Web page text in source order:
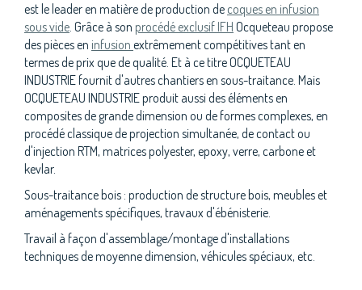
est le leader en matière de production de coques en infusion
sous vide. Grâce à son procédé exclusif IFH Ocqueteau propose
des pièces en infusion extrêmement compétitives tant en
termes de prix que de qualité. Et à ce titre OCQUETEAU
INDUSTRIE fournit d'autres chantiers en sous-traitance. Mais
OCQUETEAU INDUSTRIE produit aussi des éléments en
composites de grande dimension ou de formes complexes, en
procédé classique de projection simultanée, de contact ou
d'injection RTM, matrices polyester, epoxy, verre, carbone et
kevlar.
Sous-traitance bois : production de structure bois, meubles et
aménagements spécifiques, travaux d'ébénisterie.
Travail à façon d'assemblage/montage d'installations
techniques de moyenne dimension, véhicules spéciaux, etc.